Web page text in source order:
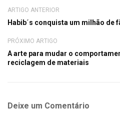
ARTIGO ANTERIOR
Habib´s conquista um milhão de
PRÓXIMO ARTIGO
A arte para mudar o
reciclagem de materiais
Deixe um Comentário